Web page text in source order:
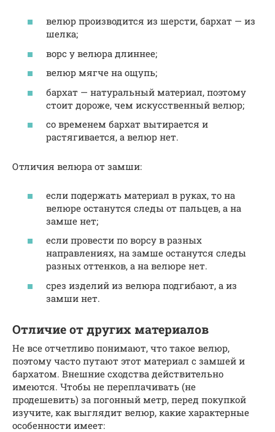
велюр производится из шерсти, бархат — из
шелка;
ворс у велюра длиннее;
велюр мягче на ощупь;
бархат — натуральный материал, поэтому
стоит дороже, чем искусственный велюр;
со временем бархат вытирается и
растягивается, а велюр нет.
Отличия велюра от замши:
если подержать материал в руках, то на
велюре останутся следы от пальцев, а на
замше нет;
если провести по ворсу в разных
направлениях, на замше останутся следы
разных оттенков, а на велюре нет.
срез изделий из велюра подгибают, а из
замши нет.
Отличие от других материалов
Не все отчетливо понимают, что такое велюр,
поэтому часто путают этот материал с замшей и
бархатом. Внешние сходства действительно
имеются. Чтобы не переплачивать (не
продешевить) за погонный метр, перед покупкой
изучите, как выглядит велюр, какие характерные
особенности имеет: